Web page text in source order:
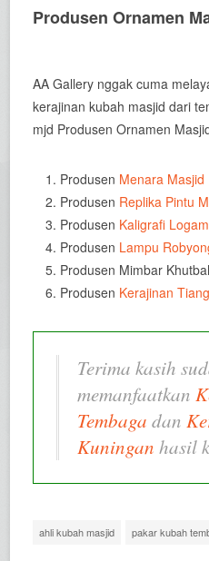
Produsen Ornamen
AA Gallery nggak cuma
kerajinan kubah masjid dari
mjd Produsen Ornamen
Produsen Menara Masjid
Produsen Replika Pintu
Produsen Kaligrafi
Produsen Lampu
Produsen Mimbar
Produsen Kerajinan
Terima kasih
memanfaatkan
Tembaga dan
Kuningan hasil
ahli kubah masjid pakar kubah